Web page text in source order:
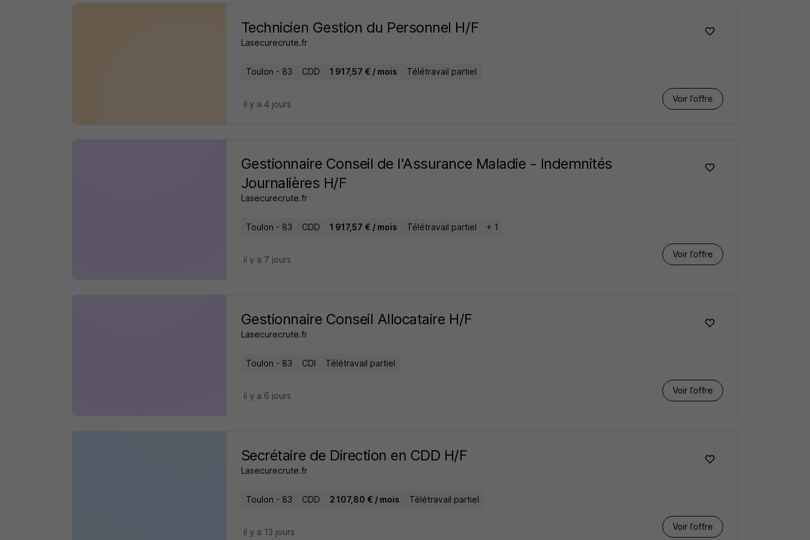
Technicien Gestion du Personnel H/F
Lasecurecrute.fr
Toulon - 83 CDD 1 917,57 € / mois Télétravail partiel
Voir l’offre
il y a 4 jours
Gestionnaire Conseil de l'Assurance Maladie - Indemnités
Journalières H/F
Lasecurecrute.fr
Toulon - 83 CDD 1 917,57 € / mois Télétravail partiel + 1
Voir l’offre
il y a 7 jours
Gestionnaire Conseil Allocataire H/F
Lasecurecrute.fr
Toulon - 83 CDI Télétravail partiel
Voir l’offre
il y a 6 jours
Secrétaire de Direction en CDD H/F
Lasecurecrute.fr
Toulon - 83 CDD 2 107,80 € / mois Télétravail partiel
Voir l’offre
il y a 13 jours